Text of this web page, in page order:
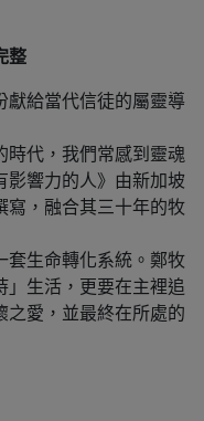
整
獻給當代信徒的屬靈導
時代，我們常感到靈魂
影響力的人》由新加坡
寫，融合其三十年的牧
套生命轉化系統。鄭牧
」生活，更要在主裡追
之愛，並最終在所處的